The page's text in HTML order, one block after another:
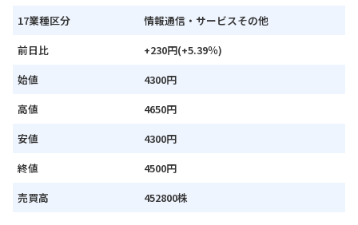
17業種区分
情報通信・サービスその他
前日比
+230円(+5.39％)
始値
4300円
高値
4650円
安値
4300円
終値
4500円
売買高
452800株